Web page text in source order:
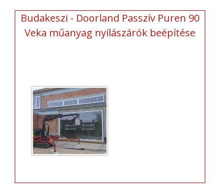
Budakeszi - Doorland Passzív Puren 90
Veka műanyag nyílászárók beépítése